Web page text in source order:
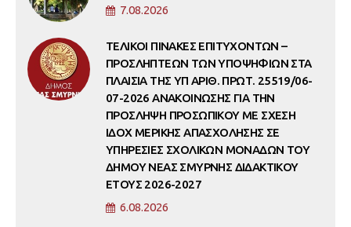
7.08.2026
ΤΕΛΙΚΟΙ ΠΙΝΑΚΕΣ ΕΠΙΤΥΧΟΝΤΩΝ –
ΠΡΟΣΛΗΠΤΕΩΝ ΤΩΝ ΥΠΟΨΗΦΙΩΝ ΣΤΑ
ΠΛΑΙΣΙΑ ΤΗΣ ΥΠ ΑΡΙΘ. ΠΡΩΤ. 25519/06-
07-2026 ΑΝΑΚΟΙΝΩΣΗΣ ΓΙΑ ΤΗΝ
ΠΡΟΣΛΗΨΗ ΠΡΟΣΩΠΙΚΟΥ ΜΕ ΣΧΕΣΗ
ΙΔΟΧ ΜΕΡΙΚΗΣ ΑΠΑΣΧΟΛΗΣΗΣ ΣΕ
ΥΠΗΡΕΣΙΕΣ ΣΧΟΛΙΚΩΝ ΜΟΝΑΔΩΝ ΤΟΥ
ΔΗΜΟΥ ΝΕΑΣ ΣΜΥΡΝΗΣ ΔΙΔΑΚΤΙΚΟΥ
ΕΤΟΥΣ 2026-2027
6.08.2026